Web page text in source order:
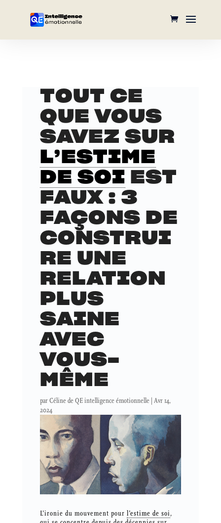
TOUT CE
QUE VOUS
SAVEZ SUR
L’ESTIME
DE SOI EST
FAUX : 3
FAÇONS DE
CONSTRUI
RE UNE
RELATION
PLUS
SAINE
AVEC
VOUS-
MÊME
parCéline de QE intelligence émotionnelle Avr 14,
2024
L’ironie du mouvement pour l’estime de soi,